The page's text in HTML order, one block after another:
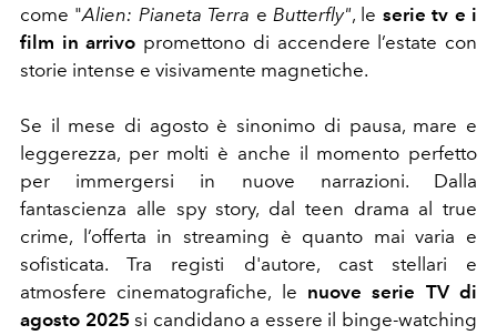
come "Alien: Pianeta Terra eButterfly", le serie tv e i
film in arrivo promettono di accendere l’estate con
storie intense e visivamente magnetiche.
Se il mese di agosto è sinonimo di pausa, mare e
leggerezza, per molti è anche il momento perfetto
per immergersi in nuove narrazioni. Dalla
fantascienza alle spy story, dal teen drama al true
crime, l’offerta in streaming è quanto mai varia e
sofisticata. Tra registi d'autore, cast stellari e
atmosfere cinematografiche, le nuove serie TV di
agosto 2025 si candidano a essere il binge-watching